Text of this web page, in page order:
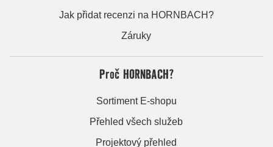
Jak přidat recenzi na HORNBACH?
Záruky
Proč HORNBACH?
Sortiment E-shopu
Přehled všech služeb
Projektový přehled